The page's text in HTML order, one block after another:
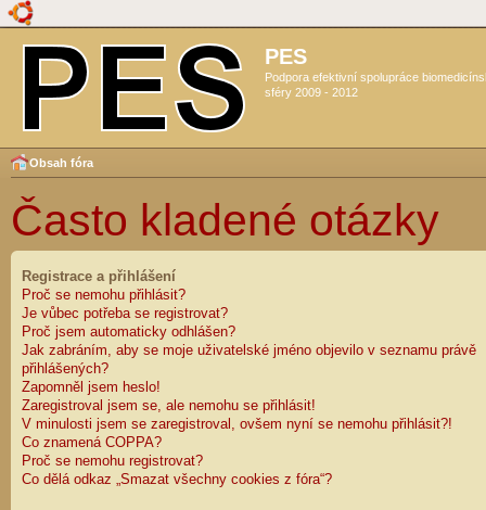
PES
Podpora efektivní spolupráce
sféry 2009 - 2012
Obsah fóra
Často kladené otázky
Registrace a přihlášení
Proč se nemohu přihlásit?
Je vůbec potřeba se registrovat?
Proč jsem automaticky odhlášen?
Jak zabráním, aby se moje uživatelské jméno objevilo v seznamu právě
přihlášených?
Zapomněl jsem heslo!
Zaregistroval jsem se, ale nemohu se přihlásit!
V minulosti jsem se zaregistroval, ovšem nyní se nemohu přihlásit?!
Co znamená COPPA?
Proč se nemohu registrovat?
Co dělá odkaz „Smazat všechny cookies z fóra“?